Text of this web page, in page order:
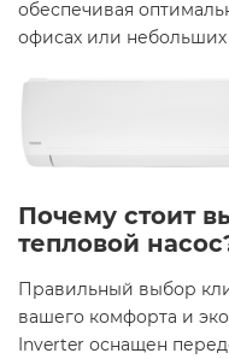
обеспечивая
офисах или небольших
Почему стоит
тепловой
Правильный выбор
вашего комфорта и
Inverter оснащен